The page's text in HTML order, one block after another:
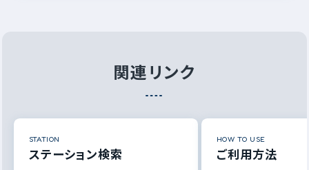
関連リンク
STATION
ステーション検索
HOW TO USE
ご利用方法